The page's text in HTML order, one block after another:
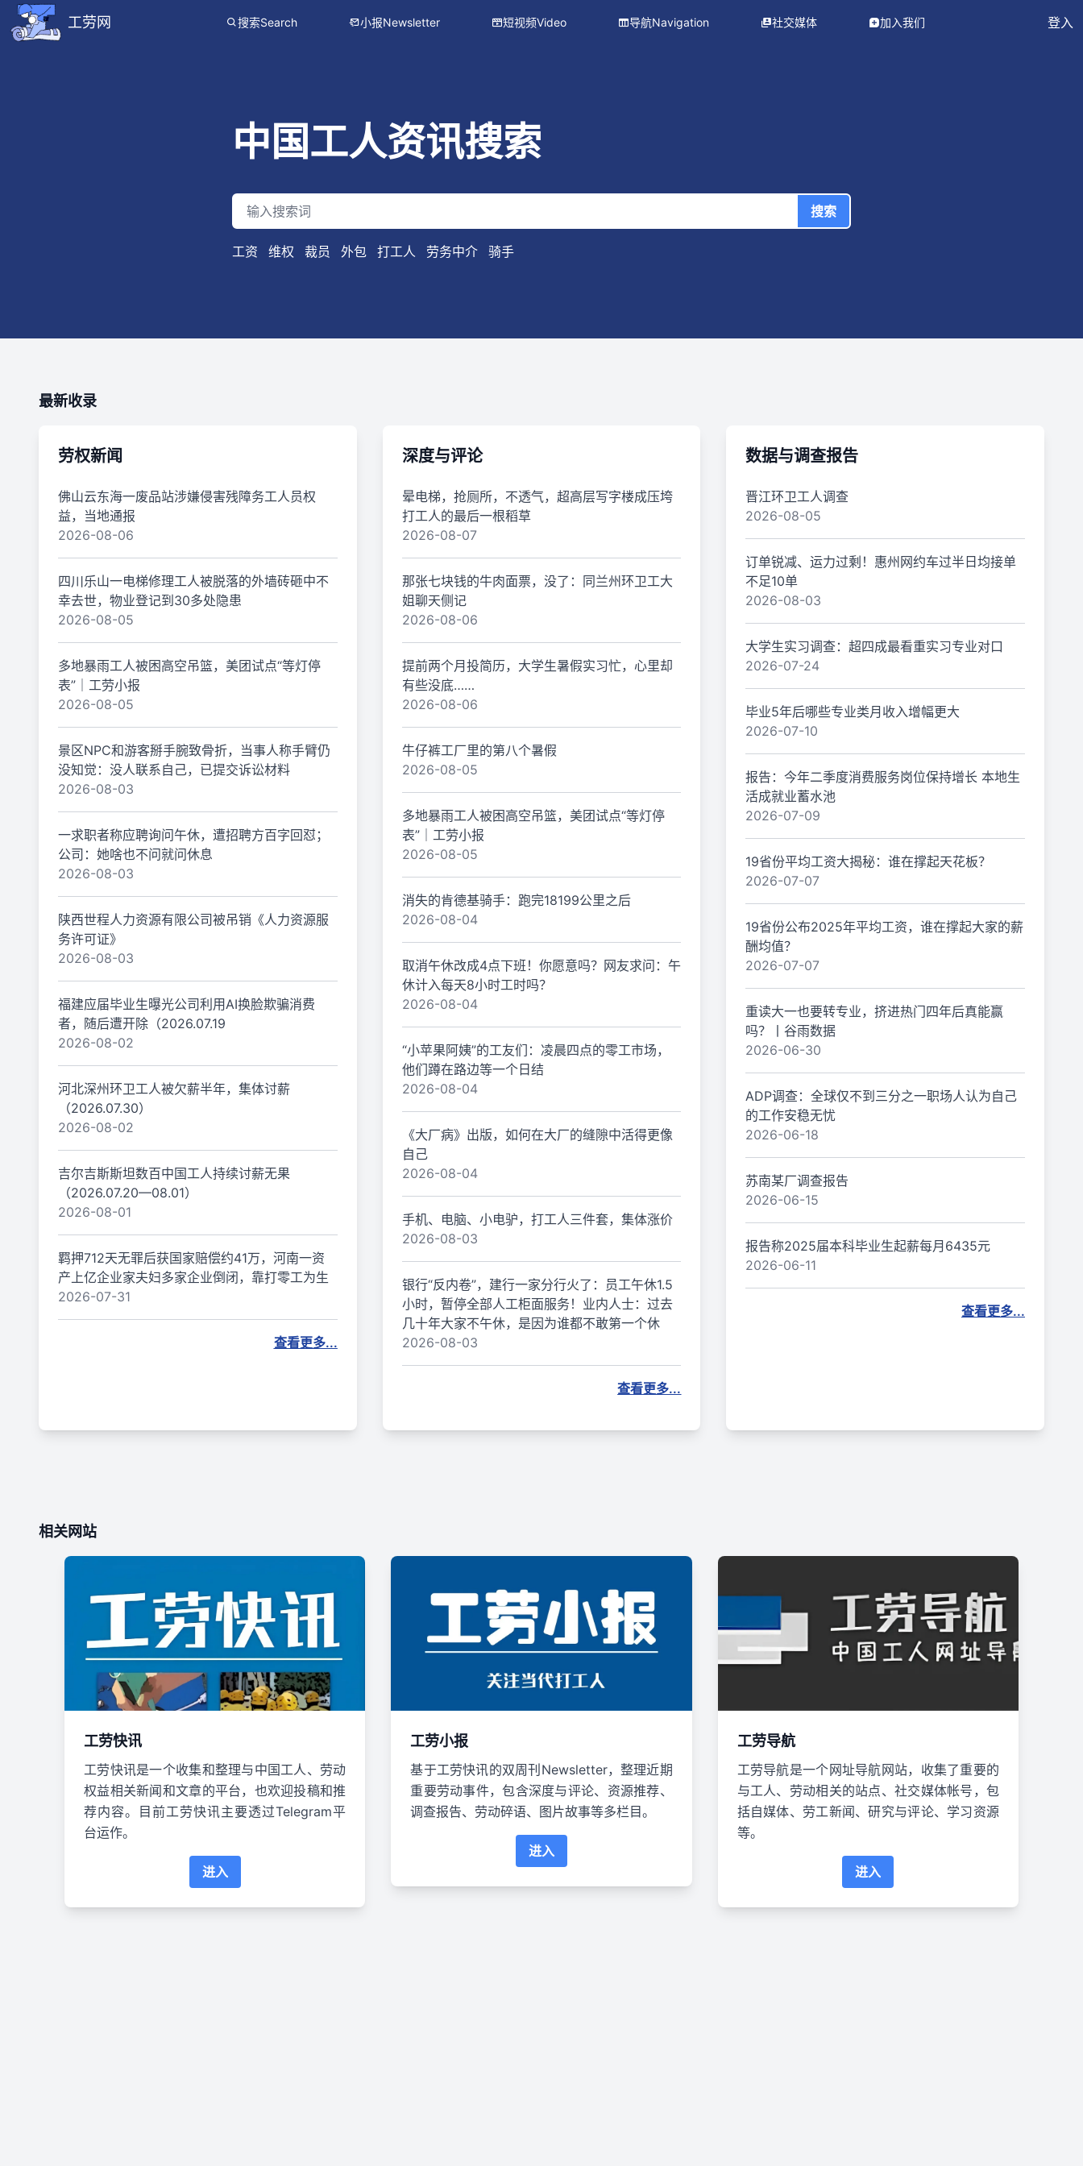
工劳网 搜索Search 小报Newsletter 短视频Video 导航Navigation 社交媒体 加入我们
登入
中国工人资讯搜索
搜索
工资 维权 裁员 外包 打工人 劳务中介 骑手
最新收录
劳权新闻
佛山云东海一废品站涉嫌侵害残障务工人员权
益，当地通报
2026-08-06
四川乐山一电梯修理工人被脱落的外墙砖砸中不
幸去世，物业登记到30多处隐患
2026-08-05
多地暴雨工人被困高空吊篮，美团试点“等灯停
表”｜工劳小报
2026-08-05
景区NPC和游客掰手腕致骨折，当事人称手臂仍
没知觉：没人联系自己，已提交诉讼材料
2026-08-03
一求职者称应聘询问午休，遭招聘方百字回怼；
公司：她啥也不问就问休息
2026-08-03
陕西世程人力资源有限公司被吊销《人力资源服
务许可证》
2026-08-03
福建应届毕业生曝光公司利用AI换脸欺骗消费
者，随后遭开除（2026.07.19
2026-08-02
河北深州环卫工人被欠薪半年，集体讨薪
（2026.07.30）
2026-08-02
吉尔吉斯斯坦数百中国工人持续讨薪无果
（2026.07.20—08.01）
2026-08-01
羁押712天无罪后获国家赔偿约41万，河南一资
产上亿企业家夫妇多家企业倒闭，靠打零工为生
2026-07-31
查看更多...
深度与评论
晕电梯，抢厕所，不透气，超高层写字楼成压垮
打工人的最后一根稻草
2026-08-07
那张七块钱的牛肉面票，没了：同兰州环卫工大
姐聊天侧记
2026-08-06
提前两个月投简历，大学生暑假实习忙，心里却
有些没底……
2026-08-06
牛仔裤工厂里的第八个暑假
2026-08-05
多地暴雨工人被困高空吊篮，美团试点“等灯停
表”｜工劳小报
2026-08-05
消失的肯德基骑手：跑完18199公里之后
2026-08-04
取消午休改成4点下班！你愿意吗？网友求问：午
休计入每天8小时工时吗？
2026-08-04
“小苹果阿姨”的工友们：凌晨四点的零工市场，
他们蹲在路边等一个日结
2026-08-04
《大厂病》出版，如何在大厂的缝隙中活得更像
自己
2026-08-04
手机、电脑、小电驴，打工人三件套，集体涨价
2026-08-03
银行“反内卷”，建行一家分行火了：员工午休1.5
小时，暂停全部人工柜面服务！业内人士：过去
几十年大家不午休，是因为谁都不敢第一个休
2026-08-03
查看更多...
数据与调查报告
晋江环卫工人调查
2026-08-05
订单锐减、运力过剩！惠州网约车过半日均接单
不足10单
2026-08-03
大学生实习调查：超四成最看重实习专业对口
2026-07-24
毕业5年后哪些专业类月收入增幅更大
2026-07-10
报告：今年二季度消费服务岗位保持增长 本地生
活成就业蓄水池
2026-07-09
19省份平均工资大揭秘：谁在撑起天花板？
2026-07-07
19省份公布2025年平均工资，谁在撑起大家的薪
酬均值？
2026-07-07
重读大一也要转专业，挤进热门四年后真能赢
吗？丨谷雨数据
2026-06-30
ADP调查：全球仅不到三分之一职场人认为自己
的工作安稳无忧
2026-06-18
苏南某厂调查报告
2026-06-15
报告称2025届本科毕业生起薪每月6435元
2026-06-11
查看更多...
相关网站
工劳快讯
工劳快讯是一个收集和整理与中国工人、劳动
权益相关新闻和文章的平台，也欢迎投稿和推
荐内容。目前工劳快讯主要透过Telegram平
台运作。
进入
工劳小报
基于工劳快讯的双周刊Newsletter，整理近期
重要劳动事件，包含深度与评论、资源推荐、
调查报告、劳动碎语、图片故事等多栏目。
进入
工劳导航
工劳导航是一个网址导航网站，收集了重要的
与工人、劳动相关的站点、社交媒体帐号，包
括自媒体、劳工新闻、研究与评论、学习资源
等。
进入